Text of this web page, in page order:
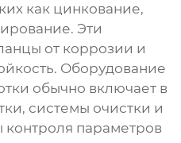
как цинкование,
Эти
от коррозии и
Оборудование
обычно включает в
системы очистки и
контроля параметров